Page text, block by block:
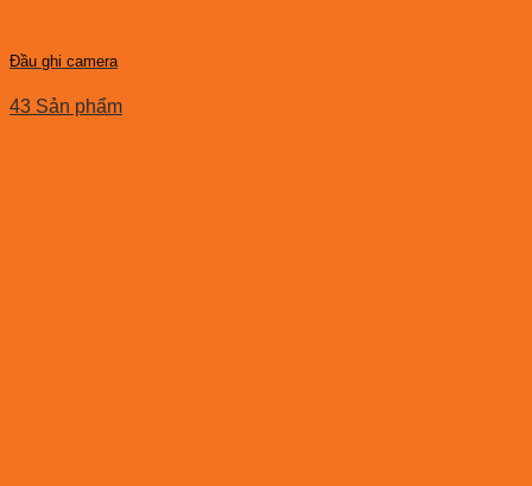
Đầu ghi camera
43 Sản phẩm